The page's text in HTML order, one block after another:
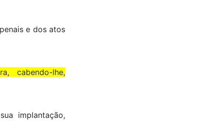
e dos atos
cabendo-lhe,
implantação,